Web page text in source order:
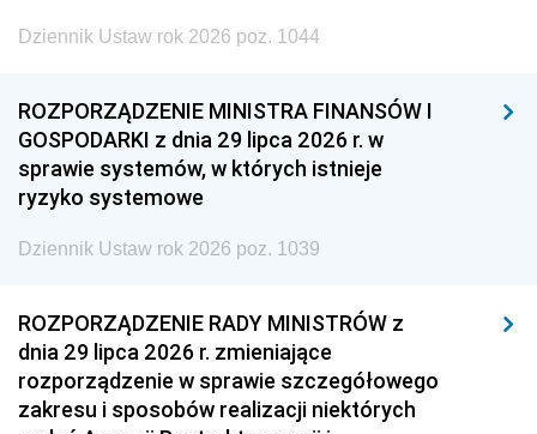
Dziennik Ustaw rok 2026 poz. 1044
ROZPORZĄDZENIE MINISTRA FINANSÓW I
GOSPODARKI z dnia 29 lipca 2026 r. w
sprawie systemów, w których istnieje
ryzyko systemowe
Dziennik Ustaw rok 2026 poz. 1039
ROZPORZĄDZENIE RADY MINISTRÓW z
dnia 29 lipca 2026 r. zmieniające
rozporządzenie w sprawie szczegółowego
zakresu i sposobów realizacji niektórych